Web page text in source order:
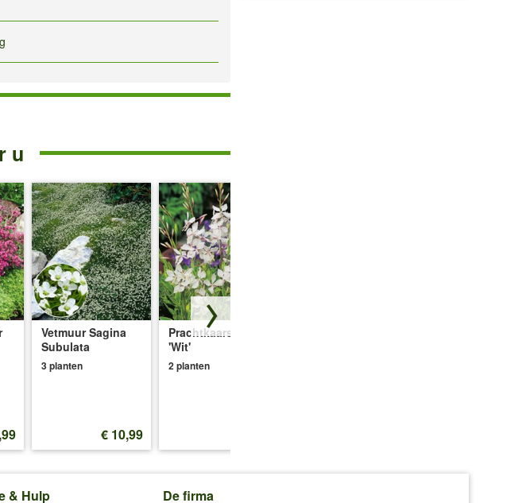
u
Vetmuur Sagina
Subulata
3 planten
€ 10,99
Prachtkaars Gaura
'Wit'
2 planten
& Hulp De firma